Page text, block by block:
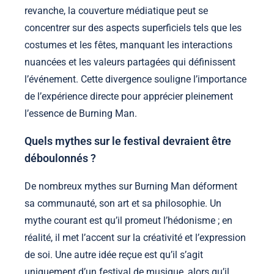
revanche, la couverture médiatique peut se
concentrer sur des aspects superficiels tels que les
costumes et les fêtes, manquant les interactions
nuancées et les valeurs partagées qui définissent
l’événement. Cette divergence souligne l’importance
de l’expérience directe pour apprécier pleinement
l’essence de Burning Man.
Quels mythes sur le festival devraient être
déboulonnés ?
De nombreux mythes sur Burning Man déforment
sa communauté, son art et sa philosophie. Un
mythe courant est qu’il promeut l’hédonisme ; en
réalité, il met l’accent sur la créativité et l’expression
de soi. Une autre idée reçue est qu’il s’agit